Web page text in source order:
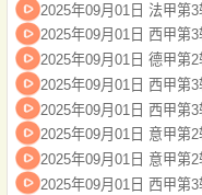
2025年09月01日 法甲第
2025年09月01日 西甲第
2025年09月01日 德甲第
2025年09月01日 西甲第
2025年09月01日 西甲第
2025年09月01日 意甲第
2025年09月01日 意甲第
2025年09月01日 西甲第